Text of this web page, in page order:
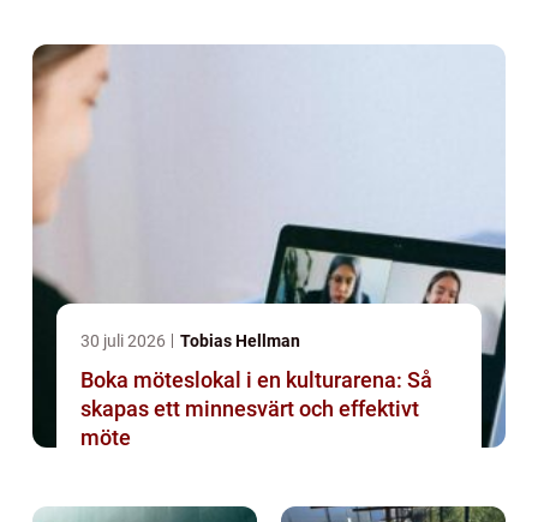
30 juli 2026 Tobias Hellman
Boka möteslokal i en kulturarena: Så
skapas ett minnesvärt och effektivt
möte